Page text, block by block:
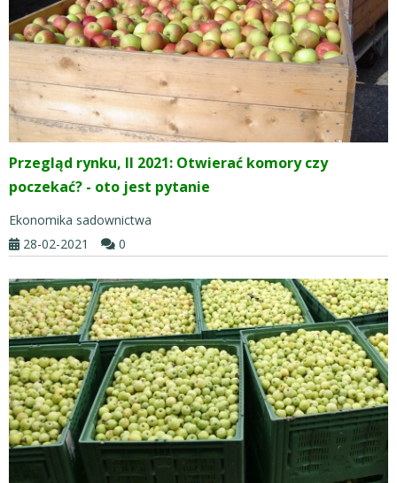
Przegląd rynku, II 2021: Otwierać komory czy
poczekać? - oto jest pytanie
Ekonomika sadownictwa
28-02-2021
0